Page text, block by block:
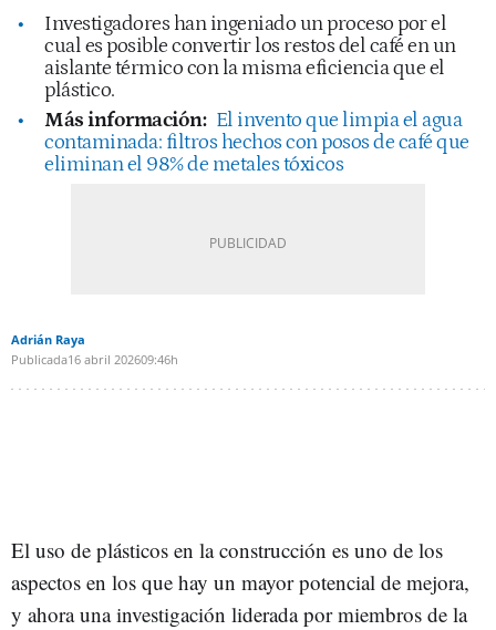
Investigadores han ingeniado un proceso por el
cual es posible convertir los restos del café en un
aislante térmico con la misma eficiencia que el
plástico.
Más información: El invento que limpia el agua
contaminada: filtros hechos con posos de café que
eliminan el 98% de metales tóxicos
Adrián Raya
Publicada16 abril 202609:46h
El uso de plásticos en la construcción es uno de los
aspectos en los que hay un mayor potencial de mejora,
y ahora una investigación liderada por miembros de la